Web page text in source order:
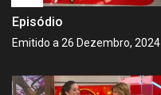
Episódio
Emitido a 26 Dezembro, 2024